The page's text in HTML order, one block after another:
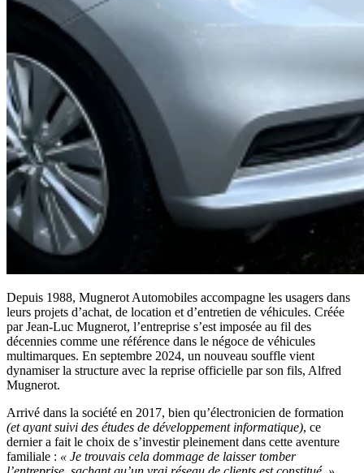
Depuis 1988, Mugnerot Automobiles accompagne les usagers dans
leurs projets d’achat, de location et d’entretien de véhicules. Créée
par Jean-Luc Mugnerot, l’entreprise s’est imposée au fil des
décennies comme une référence dans le négoce de véhicules
multimarques. En septembre 2024, un nouveau souffle vient
dynamiser la structure avec la reprise officielle par son fils, Alfred
Mugnerot.
Arrivé dans la société en 2017, bien qu’électronicien de formation
(et ayant suivi des études de développement informatique), ce
dernier a fait le choix de s’investir pleinement dans cette aventure
familiale : « Je trouvais cela dommage de laisser tomber